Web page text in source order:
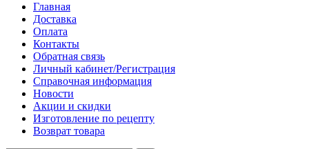
Главная
Доставка
Оплата
Контакты
Обратная связь
Личный кабинет/Регистрация
Справочная информация
Новости
Акции и скидки
Изготовление по рецепту
Возврат товара